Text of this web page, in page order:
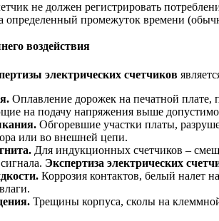
не должен регистрировать
определенный промежуток времени
воздействия
электрических счетчиков
Оплавление дорожек на печатной плате,
на подачу напряжения выше
Обгоревшие участки платы,
или во внешней цепи.
Для индукционных счетчиков –
Экспертиза электрических
Коррозия контактов, белый налет
Трещины корпуса, сколы на